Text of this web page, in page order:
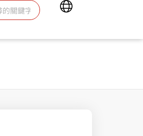
Main